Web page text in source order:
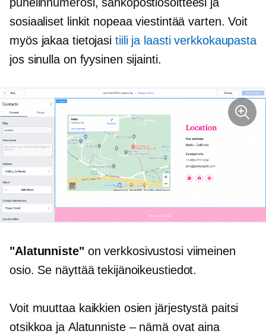
sosiaaliset linkit nopeaa viestintää varten. Voit
myös jakaa tietojasi tiili ja laastiverkkokaupasta
jos sinulla on fyysinen sijainti.
"Alatunniste"on verkkosivustosi viimeinen
osio. Se näyttää tekijänoikeustiedot.
Voit muuttaa kaikkien osien järjestystä paitsi
otsikkoa ja Alatunniste – nämä ovat aina